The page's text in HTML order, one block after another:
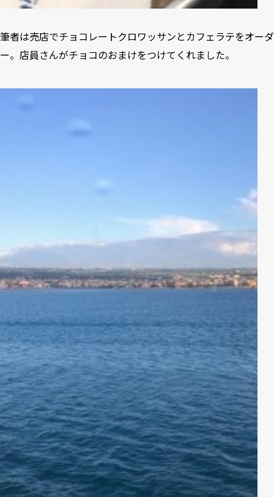
筆者は売店でチョコレートクロワッサンとカフェラテをオーダ
ー。店員さんがチョコのおまけをつけてくれました。